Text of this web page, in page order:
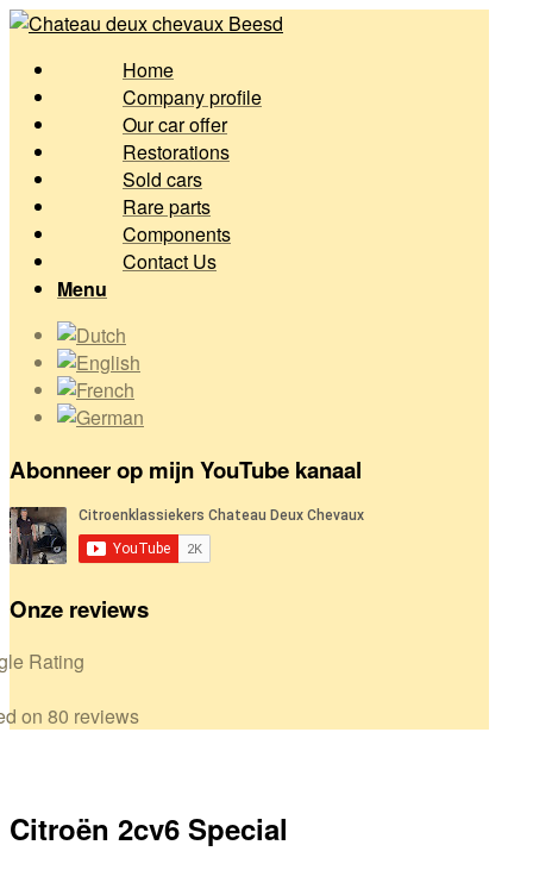
Home
Company profile
Our car offer
Restorations
Sold cars
Rare parts
Components
Contact Us
Menu
Abonneer op mijn YouTube kanaal
Onze reviews
Rating
on 80 reviews
Citroën 2cv6 Special